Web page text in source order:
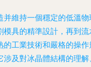
并維持一個穩定的低溫
模具的精準設計，再到
的工業技術和嚴格的操
涉及對冰晶體結構的理